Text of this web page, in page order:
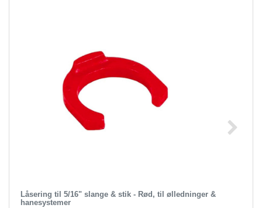
Låsering til 5/16" slange & stik - Rød, til ølledninger &
hanesystemer